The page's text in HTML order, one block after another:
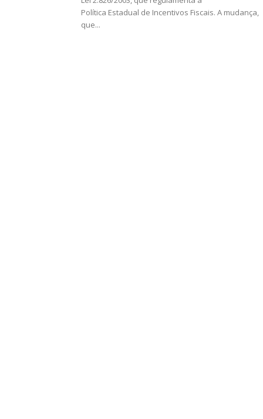
Política Estadual de Incentivos Fiscais. A mudança,
que...